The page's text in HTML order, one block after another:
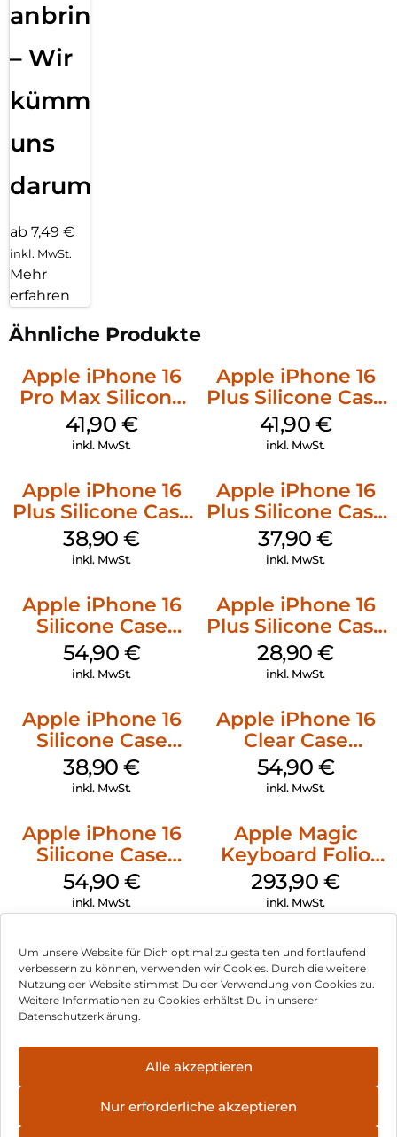
Um unsere Website für Dich optimal zu gestalten und fortlaufend
verbessern zu können, verwenden wir Cookies. Durch die weitere
Nutzung der Website stimmst Du der Verwendung von Cookies zu.
Weitere Informationen zu Cookies erhältst Du in unserer
Datenschutzerklärung.
Alle akzeptieren
Nur erforderliche akzeptieren
anbringen
– Wir
kümmern
uns
darum!
ab 7,49 €
inkl. MwSt.
Mehr
erfahren
Ähnliche Produkte
Apple iPhone 16
Pro Max Silicone
Case MagSafe
Ultramarine
41,90 €
inkl. MwSt.
Apple iPhone 16
Plus Silicone Case
MagSafe Stone
Gray
41,90 €
inkl. MwSt.
Apple iPhone 16
Plus Silicone Case
MagSafe Denim
38,90€
inkl. MwSt.
Apple iPhone 16
Plus Silicone Case
MagSafe Lake
Green
37,90€
inkl. MwSt.
Apple iPhone 16
Silicone Case
MagSafe Black
54,90 €
inkl. MwSt.
Apple iPhone 16
Plus Silicone Case
MagSafe Black
28,90€
inkl. MwSt.
Apple iPhone 16
Silicone Case
MagSafe
Ultramarine
38,90€
inkl. MwSt.
Apple iPhone 16
Clear Case
MagSafe
Transparent
54,90 €
inkl. MwSt.
Apple iPhone 16
Silicone Case
MagSafe Lake
Green
54,90 €
inkl. MwSt.
Apple Magic
Keyboard Folio
iPad 10.9″ (10.Gen.)
Weiß
293,90€
inkl. MwSt.
Impressum
Hinweis zur Batterieentsorgung